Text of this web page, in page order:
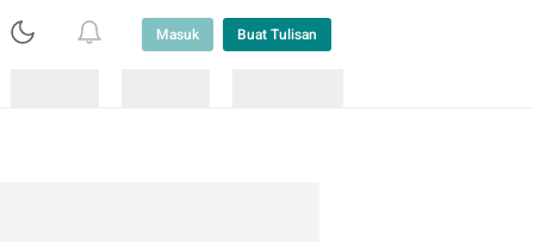
Masuk Buat Tulisan